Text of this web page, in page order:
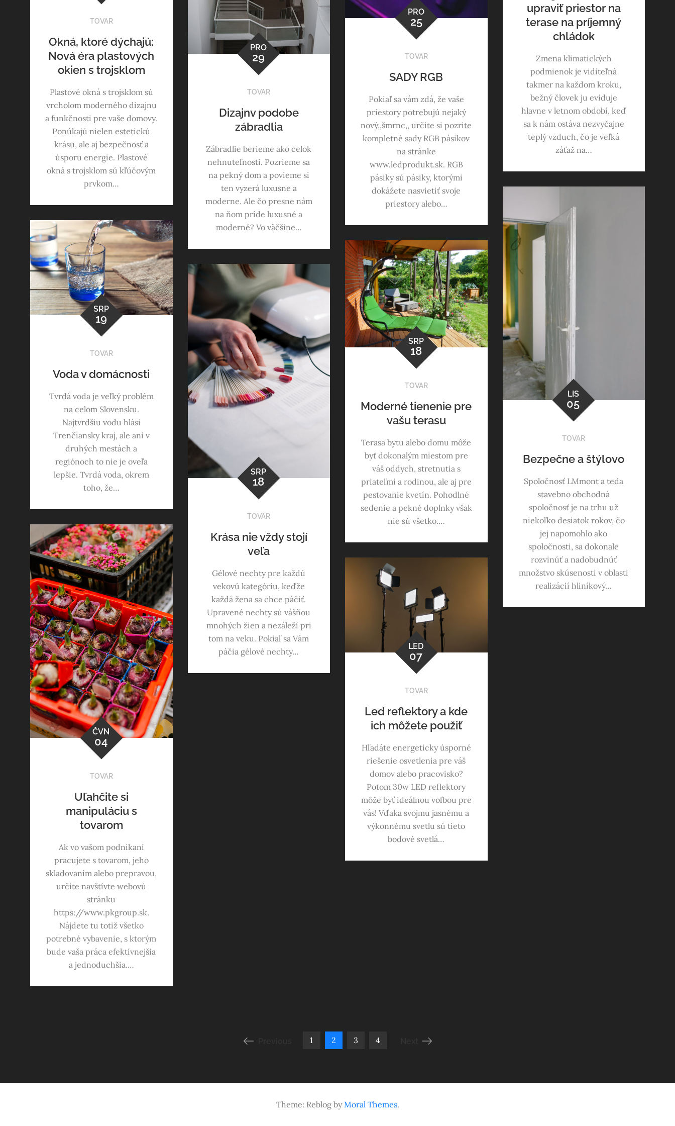
TOVAR
Okná, ktoré dýchajú:
Nová éra plastových
okien s trojsklom
Plastové okná s trojsklom sú
vrcholom moderného dizajnu
a funkčnosti pre vaše domovy.
Ponúkajú nielen estetickú
krásu, ale aj bezpečnosť a
úsporu energie. Plastové
okná s trojsklom sú kľúčovým
prvkom…
PRO
29
TOVAR
Dizajnv podobe
zábradlia
Zábradlie berieme ako celok
nehnuteľnosti. Pozrieme sa
na pekný dom a povieme si
ten vyzerá luxusne a
moderne. Ale čo presne nám
na ňom príde luxusné a
moderné? Vo väčšine…
PRO
25
TOVAR
SADY RGB
Pokiaľ sa vám zdá, že vaše
priestory potrebujú nejaký
nový,,šmrnc,, určite si pozrite
kompletné sady RGB pásikov
na stránke
www.ledprodukt.sk. RGB
pásiky sú pásiky, ktorými
dokážete nasvietiť svoje
priestory alebo…
upraviť priestor na
terase na príjemný
chládok
Zmena klimatických
podmienok je viditeľná
takmer na každom kroku,
bežný človek ju eviduje
hlavne v letnom období, keď
sa k nám ostáva nezvyčajne
teplý vzduch, čo je veľká
záťaž na…
LIS
05
TOVAR
Bezpečne a štýlovo
Spoločnosť LMmont a teda
stavebno obchodná
spoločnosť je na trhu už
niekoľko desiatok rokov, čo
jej napomohlo ako
spoločnosti, sa dokonale
rozvinúť a nadobudnúť
množstvo skúsenosti v oblasti
realizácií hliníkový…
SRP
19
TOVAR
Voda v domácnosti
Tvrdá voda je veľký problém
na celom Slovensku.
Najtvrdšiu vodu hlási
Trenčiansky kraj, ale ani v
druhých mestách a
regiónoch to nie je oveľa
lepšie. Tvrdá voda, okrem
toho, že…
SRP
18
TOVAR
Moderné tienenie pre
vašu terasu
Terasa bytu alebo domu môže
byť dokonalým miestom pre
váš oddych, stretnutia s
priateľmi a rodinou, ale aj pre
pestovanie kvetín. Pohodlné
sedenie a pekné doplnky však
nie sú všetko.…
SRP
18
TOVAR
Krása nie vždy stojí
veľa
Gélové nechty pre každú
vekovú kategóriu, keďže
každá žena sa chce páčiť.
Upravené nechty sú vášňou
mnohých žien a nezáleží pri
tom na veku. Pokiaľ sa Vám
páčia gélové nechty…
ČVN
04
TOVAR
Uľahčite si
manipuláciu s
tovarom
Ak vo vašom podnikaní
pracujete s tovarom, jeho
skladovaním alebo prepravou,
určite navštívte webovú
stránku
https://www.pkgroup.sk.
Nájdete tu totiž všetko
potrebné vybavenie, s ktorým
bude vaša práca efektívnejšia
a jednoduchšia.…
LED
07
TOVAR
Led reflektory a kde
ich môžete použiť
Hľadáte energeticky úsporné
riešenie osvetlenia pre váš
domov alebo pracovisko?
Potom 30w LED reflektory
môže byť ideálnou voľbou pre
vás! Vďaka svojmu jasnému a
výkonnému svetlu sú tieto
bodové svetlá…
1 2 3 4
Theme: Reblog by Moral Themes.